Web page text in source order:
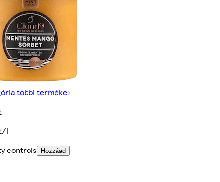
többi terméke
l
controls
Hozzáad